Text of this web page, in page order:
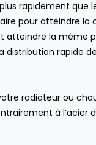
rapidement que
pour atteindre la
atteindre la même
distribution rapide
radiateur ou
à l’acier